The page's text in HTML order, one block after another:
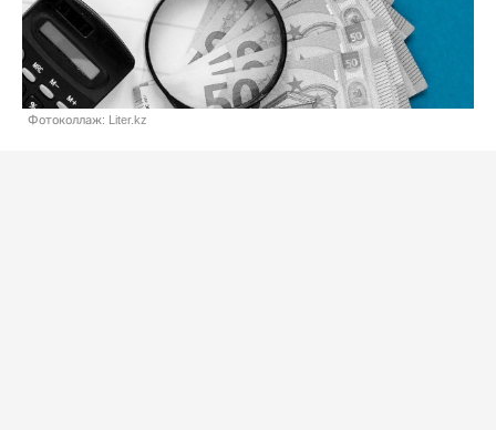
Фотоколлаж: Liter.kz